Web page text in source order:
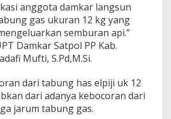
anggota damkar langsun
gas ukuran 12 kg yang
semburan api.”
Damkar Satpol PP Kab.
Mufti, S.Pd,M.Si.
dari tabung has elpiji uk 12
dari adanya kebocoran dari
jarum tabung gas.